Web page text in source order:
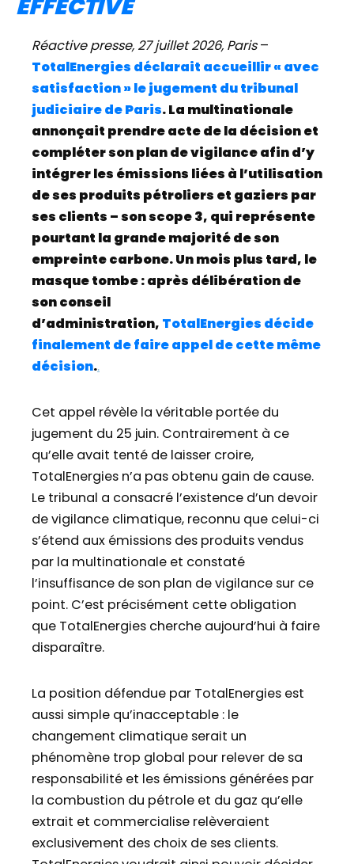
EFFECTIVE
Réactive presse, 27 juillet 2026, Paris–
TotalEnergies déclarait accueillir « avec
satisfaction » le jugement du tribunal
judiciaire de Paris. La multinationale
annonçait prendre acte de la décision et
compléter son plan de vigilance afin d’y
intégrer les émissions liées à l’utilisation
de ses produits pétroliers et gaziers par
ses clients – son scope 3, qui représente
pourtant la grande majorité de son
empreinte carbone. Un mois plus tard, le
masque tombe : après délibération de
son conseil
d’administration, TotalEnergies décide
finalement de faire appel de cette même
décision..
Cet appel révèle la véritable portée du
jugement du 25 juin. Contrairement à ce
qu’elle avait tenté de laisser croire,
TotalEnergies n’a pas obtenu gain de cause.
Le tribunal a consacré l’existence d’un devoir
de vigilance climatique, reconnu que celui-ci
s’étend aux émissions des produits vendus
par la multinationale et constaté
l’insuffisance de son plan de vigilance sur ce
point. C’est précisément cette obligation
que TotalEnergies cherche aujourd’hui à faire
disparaître.
La position défendue par TotalEnergies est
aussi simple qu’inacceptable : le
changement climatique serait un
phénomène trop global pour relever de sa
responsabilité et les émissions générées par
la combustion du pétrole et du gaz qu’elle
extrait et commercialise relèveraient
exclusivement des choix de ses clients.